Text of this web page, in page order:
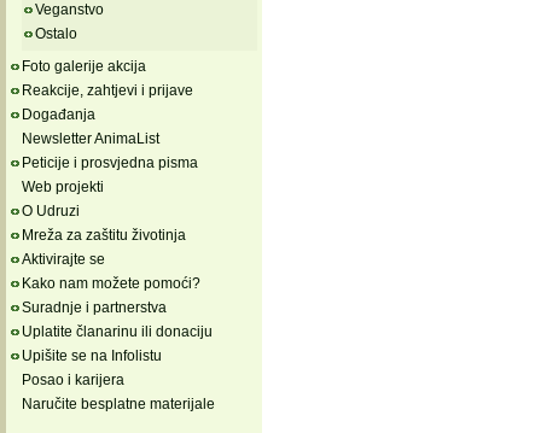
Veganstvo
Ostalo
Foto galerije akcija
Reakcije, zahtjevi i prijave
Događanja
Newsletter AnimaList
Peticije i prosvjedna pisma
Web projekti
O Udruzi
Mreža za zaštitu životinja
Aktivirajte se
Kako nam možete pomoći?
Suradnje i partnerstva
Uplatite članarinu ili donaciju
Upišite se na Infolistu
Posao i karijera
Naručite besplatne materijale